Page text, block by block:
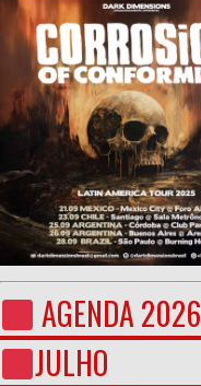
AGENDA 2026
JULHO